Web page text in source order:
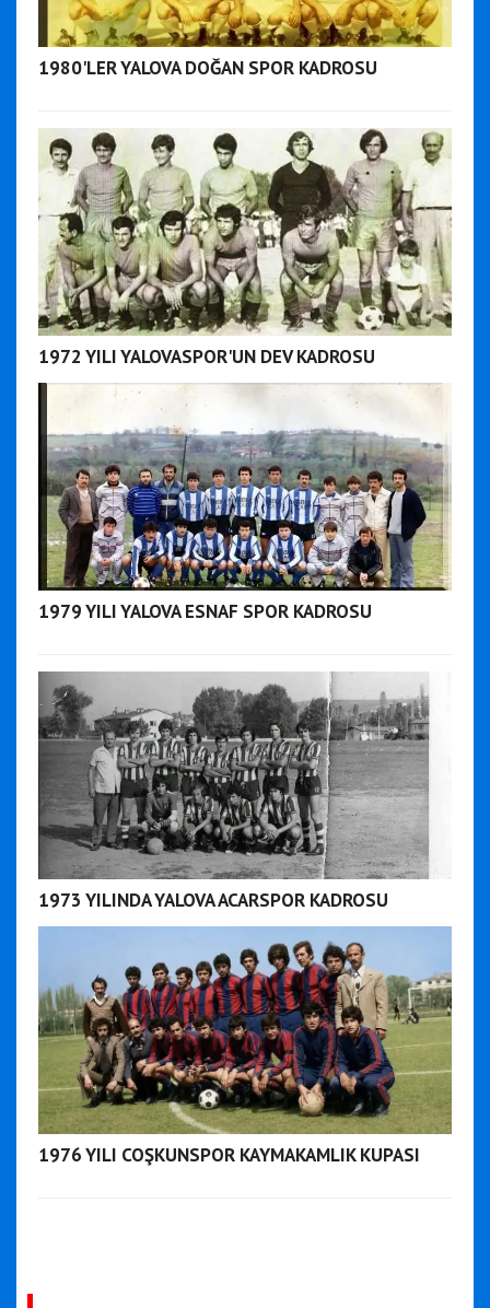
1980'LER YALOVA DOĞAN SPOR KADROSU
1972 YILI YALOVASPOR'UN DEV KADROSU
1979 YILI YALOVA ESNAF SPOR KADROSU
1973 YILINDA YALOVA ACARSPOR KADROSU
1976 YILI COŞKUNSPOR KAYMAKAMLIK KUPASI